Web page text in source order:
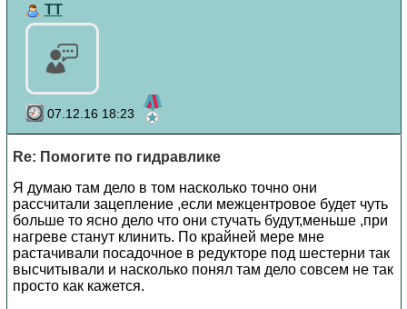
TT
07.12.16 18:23
Re: Помогите по гидравлике
Я думаю там дело в том насколько точно они
рассчитали зацепление ,если межцентровое будет чуть
больше то ясно дело что они стучать будут,меньше ,при
нагреве станут клинить. По крайней мере мне
растачивали посадочное в редукторе под шестерни так
высчитывали и насколько понял там дело совсем не так
просто как кажется.